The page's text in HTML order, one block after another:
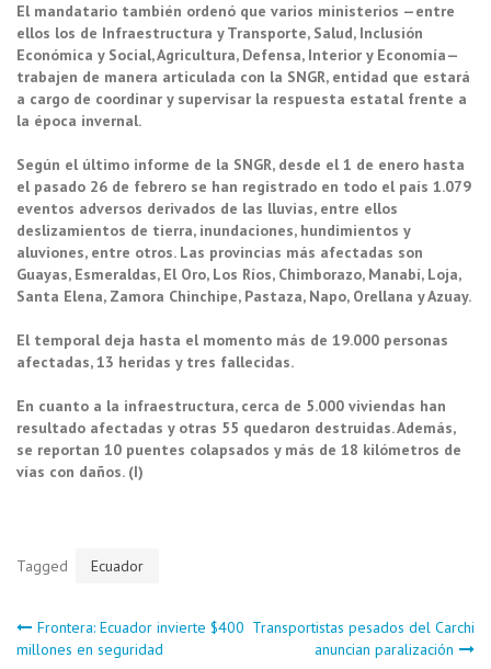
El mandatario también ordenó que varios ministerios —entre
ellos los de Infraestructura y Transporte, Salud, Inclusión
Económica y Social, Agricultura, Defensa, Interior y Economía—
trabajen de manera articulada con la SNGR, entidad que estará
a cargo de coordinar y supervisar la respuesta estatal frente a
la época invernal.
Según el último informe de la SNGR, desde el 1 de enero hasta
el pasado 26 de febrero se han registrado en todo el país 1.079
eventos adversos derivados de las lluvias, entre ellos
deslizamientos de tierra, inundaciones, hundimientos y
aluviones, entre otros. Las provincias más afectadas son
Guayas, Esmeraldas, El Oro, Los Ríos, Chimborazo, Manabí, Loja,
Santa Elena, Zamora Chinchipe, Pastaza, Napo, Orellana y Azuay.
El temporal deja hasta el momento más de 19.000 personas
afectadas, 13 heridas y tres fallecidas.
En cuanto a la infraestructura, cerca de 5.000 viviendas han
resultado afectadas y otras 55 quedaron destruidas. Además,
se reportan 10 puentes colapsados y más de 18 kilómetros de
vías con daños. (I)
Tagged Ecuador
Navegación
Frontera: Ecuador invierte $400
millones en seguridad
Transportistas pesados del Carchi
anuncian paralización